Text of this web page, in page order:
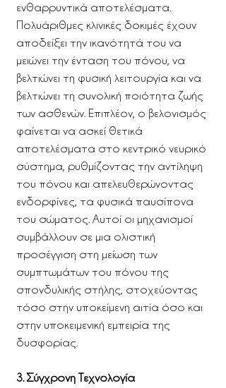
ενθαρρυντικά αποτελέσματα.
Πολυάριθμες κλινικές δοκιμές έχουν
αποδείξει την ικανότητά του να
μειώνει την ένταση του πόνου, να
βελτιώνει τη φυσική λειτουργία και να
βελτιώνει τη συνολική ποιότητα ζωής
των ασθενών. Επιπλέον, ο βελονισμός
φαίνεται να ασκεί θετικά
αποτελέσματα στο κεντρικό νευρικό
σύστημα, ρυθμίζοντας την αντίληψη
του πόνου και απελευθερώνοντας
ενδορφίνες, τα φυσικά παυσίπονα
του σώματος. Αυτοί οι μηχανισμοί
συμβάλλουν σε μια ολιστική
προσέγγιση στη μείωση των
συμπτωμάτων του πόνου της
σπονδυλικής στήλης, στοχεύοντας
τόσο στην υποκείμενη αιτία όσο και
στην υποκειμενική εμπειρία της
δυσφορίας.
3. Σύγχρονη Τεχνολογία